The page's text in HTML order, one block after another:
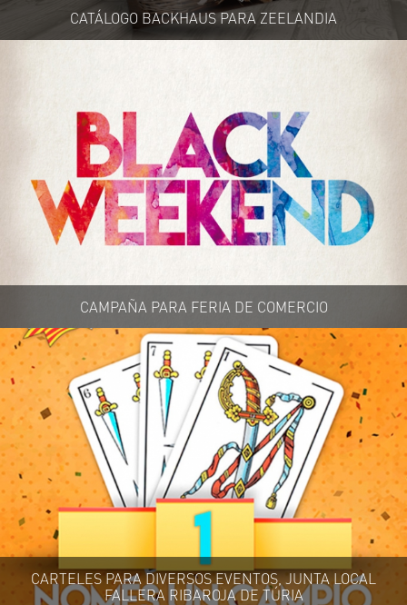
CATÁLOGO BACKHAUS PARA ZEELANDIA
CAMPAÑA PARA FERIA DE COMERCIO
CARTELES PARA DIVERSOS EVENTOS, JUNTA LOCAL
FALLERA RIBAROJA DE TÚRIA